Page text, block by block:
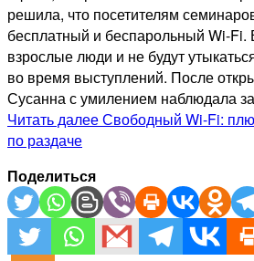
решила, что посетителям
бесплатный и беспарольный Wi-Fi.
взрослые люди и не будут
во время выступлений. После
Сусанна с умилением наблюдала
Читать далееСвободный Wi-Fi:
по раздаче
Поделиться